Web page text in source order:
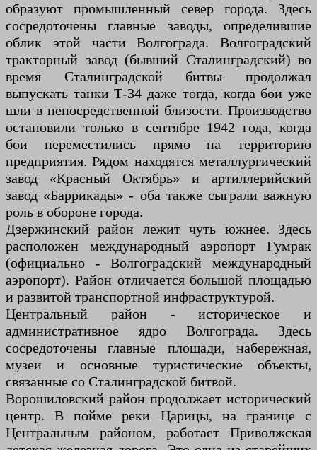
образуют промышленный север города. Здесь
сосредоточены главные заводы, определившие
облик этой части Волгограда. Волгоградский
тракторный завод (бывший Сталинградский) во
время Сталинградской битвы продолжал
выпускать танки Т-34 даже тогда, когда бои уже
шли в непосредственной близости. Производство
остановили только в сентябре 1942 года, когда
бои переместились прямо на территорию
предприятия. Рядом находятся металлургический
завод «Красный Октябрь» и артиллерийский
завод «Баррикады» - оба также сыграли важную
роль в обороне города.
Дзержинский район лежит чуть южнее. Здесь
расположен международный аэропорт Гумрак
(официально - Волгоградский международный
аэропорт). Район отличается большой площадью
и развитой транспортной инфраструктурой.
Центральный район - историческое и
административное ядро Волгограда. Здесь
сосредоточены главные площади, набережная,
музеи и основные туристические объекты,
связанные со Сталинградской битвой.
Ворошиловский район продолжает исторический
центр. В пойме реки Царицы, на границе с
Центральным районом, работает Приволжская